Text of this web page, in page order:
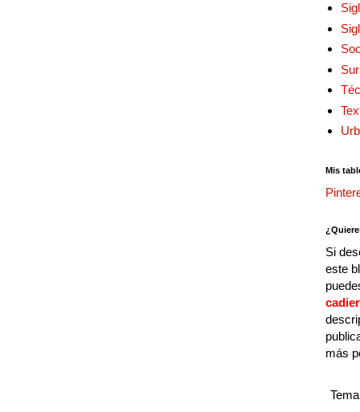
Mis
Si
este
más